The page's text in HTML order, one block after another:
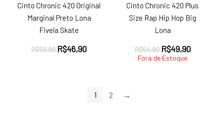
Cinto Chronic 420 Original
Marginal Preto Lona
Fivela Skate
R$59,90 O
R$46,90O
Cinto Chronic 420 Plus
Size Rap Hip Hop Big
Lona
R$54,90 O
preço
R$49,90O
Fora de Estoque
1 2 →